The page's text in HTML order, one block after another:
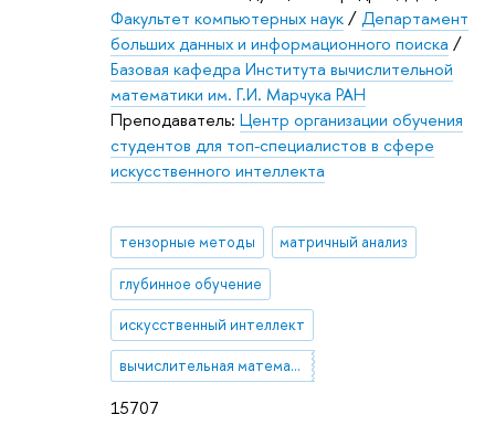
15707
Факультет компьютерных наук/Департамент
больших данных и информационного поиска /
Базовая кафедра Института вычислительной
математики им. Г.И. Марчука РАН
Преподаватель: Центр организации обучения
студентов для топ-специалистов в сфере
искусственного интеллекта
тензорные методы матричный анализ
глубинное обучение
искусственный интеллект
вычислительная математика